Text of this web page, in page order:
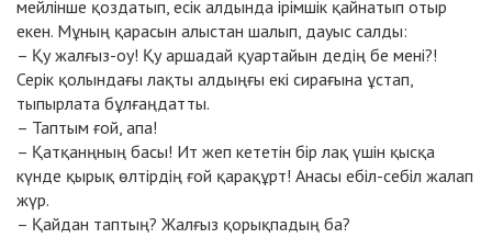
мейлінше қоздатып, есік алдында ірімшік қайнатып отыр
екен. Мұның қарасын алыстан шалып, дауыс салды:
– Қу жалғыз-оу! Қу аршадай қуартайын дедің бе мені?!
Серік қолындағы лақты алдыңғы екі сирағына ұстап,
тыпырлата бұлғаңдатты.
– Таптым ғой, апа!
– Қатқанңның басы! Ит жеп кететін бір лақ үшін қысқа
күнде қырық өлтірдің ғой қарақұрт! Анасы ебіл-себіл жалап
жүр.
– Қайдан таптың? Жалғыз қорықпадың ба?